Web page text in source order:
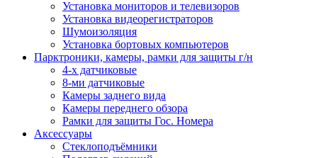
Установка мониторов и телевизоров
Установка видеорегистраторов
Шумоизоляция
Установка бортовых компьютеров
Парктроники, камеры, рамки для защиты г/н
4-х датчиковые
8-ми датчиковые
Камеры заднего вида
Камеры переднего обзора
Рамки для защиты Гос. Номера
Аксессуары
Стеклоподъёмники